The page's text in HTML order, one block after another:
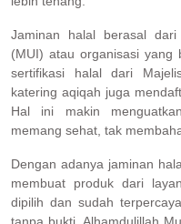
Jaminan halal berasal
(MUI) atau organisasi yang
sertifikasi halal dari
katering aqiqah juga
Hal ini makin
memang sehat, tak
Dengan adanya jaminan
membuat produk dari
dipilih dan sudah